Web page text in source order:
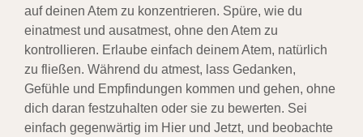
auf deinen Atem zu konzentrieren. Spüre, wie du
einatmest und ausatmest, ohne den Atem zu
kontrollieren. Erlaube einfach deinem Atem, natürlich
zu fließen. Während du atmest, lass Gedanken,
Gefühle und Empfindungen kommen und gehen, ohne
dich daran festzuhalten oder sie zu bewerten. Sei
einfach gegenwärtig im Hier und Jetzt, und beobachte